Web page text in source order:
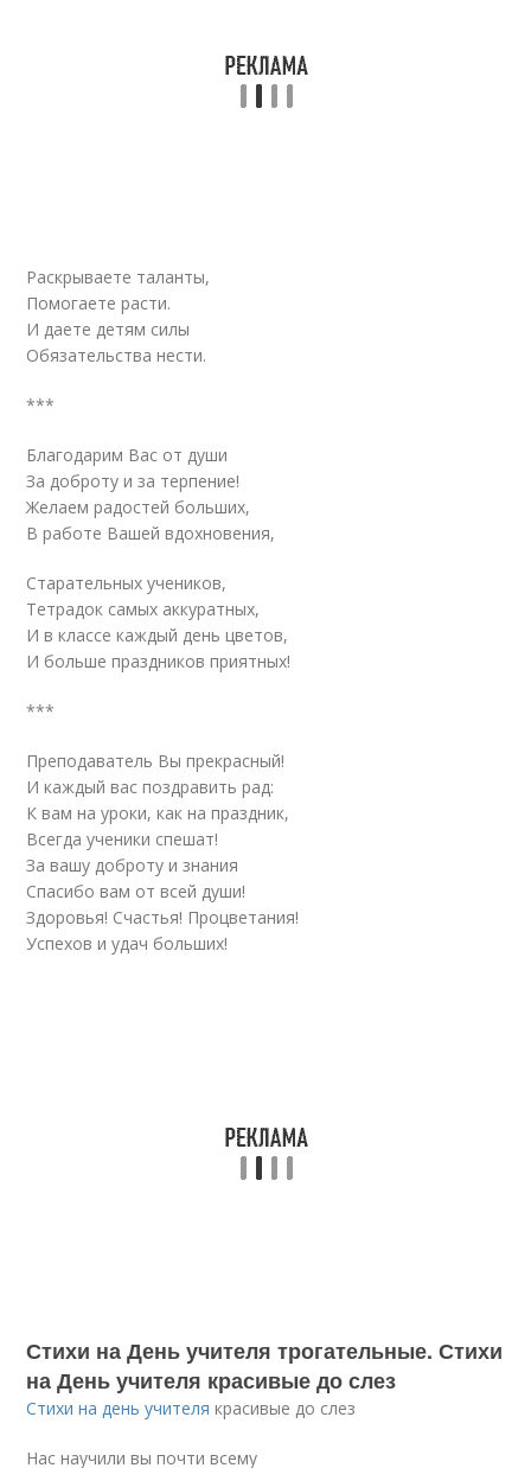
Раскрываете таланты,
Помогаете расти.
И даете детям силы
Обязательства нести.
***
Благодарим Вас от души
За доброту и за терпение!
Желаем радостей больших,
В работе Вашей вдохновения,
Старательных учеников,
Тетрадок самых аккуратных,
И в классе каждый день цветов,
И больше праздников приятных!
***
Преподаватель Вы прекрасный!
И каждый вас поздравить рад:
К вам на уроки, как на праздник,
Всегда ученики спешат!
За вашу доброту и знания
Спасибо вам от всей души!
Здоровья! Счастья! Процветания!
Успехов и удач больших!
Стихи на День учителя трогательные. Стихи
на День учителя красивые до слез
Стихи на день учителя красивые до слез
Нас научили вы почти всему